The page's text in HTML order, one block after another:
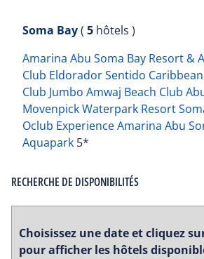
Soma Bay( 5 hôtels )
Amarina Abu Soma Bay Resort &
Club Eldorador Sentido
Club Jumbo Amwaj Beach Club
Movenpick Waterpark Resort
Oclub Experience Amarina Abu
Aquapark 5*
RECHERCHE DE DISPONIBILITÉS
Choisissez une date et cliquez
pour afficher les hôtels